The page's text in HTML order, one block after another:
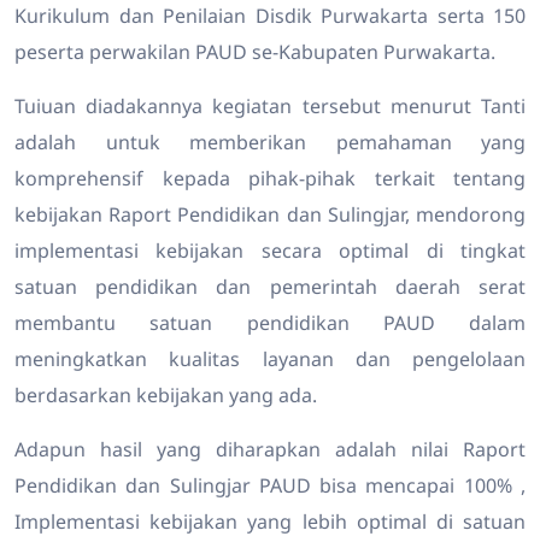
Kurikulum dan Penilaian Disdik Purwakarta serta 150
peserta perwakilan PAUD se-Kabupaten Purwakarta.
Tuiuan diadakannya kegiatan tersebut menurut Tanti
adalah untuk memberikan pemahaman yang
komprehensif kepada pihak-pihak terkait tentang
kebijakan Raport Pendidikan dan Sulingjar, mendorong
implementasi kebijakan secara optimal di tingkat
satuan pendidikan dan pemerintah daerah serat
membantu satuan pendidikan PAUD dalam
meningkatkan kualitas layanan dan pengelolaan
berdasarkan kebijakan yang ada.
Adapun hasil yang diharapkan adalah nilai Raport
Pendidikan dan Sulingjar PAUD bisa mencapai 100% ,
Implementasi kebijakan yang lebih optimal di satuan